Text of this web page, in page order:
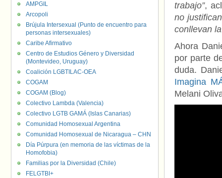
trabajo”,
no
conllevan
Ahora
por parte
duda.
Imagina
Melani
AMPGIL
Arcopoli
Brújula Intersexual (Punto de encuentro para
personas intersexuales)
Caribe Afirmativo
Centro de Estudios Género y Diversidad
(Montevideo, Uruguay)
Coalición LGBTILAC-OEA
COGAM
COGAM (Blog)
Colectivo Lambda (Valencia)
Colectivo LGTB GAMÁ (Islas Canarias)
Comunidad Homosexual Argentina
Comunidad Homosexual de Nicaragua – CHN
Día Púrpura (en memoria de las víctimas de la
Homofobia)
Familias por la Diversidad (Chile)
FELGTBI+